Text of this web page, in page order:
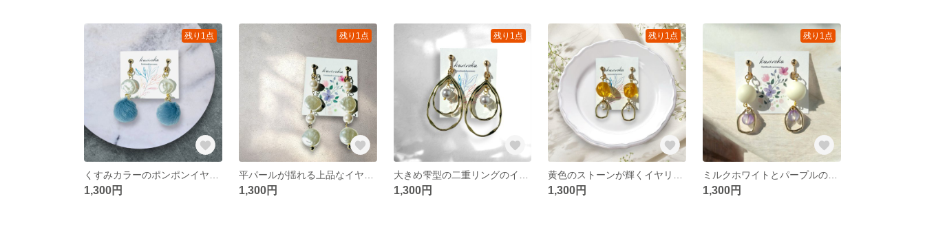
残り1点
1,300円
残り1点
1,300円
残り1点
1,300円
残り1点
1,300円
残り1点
1,300円